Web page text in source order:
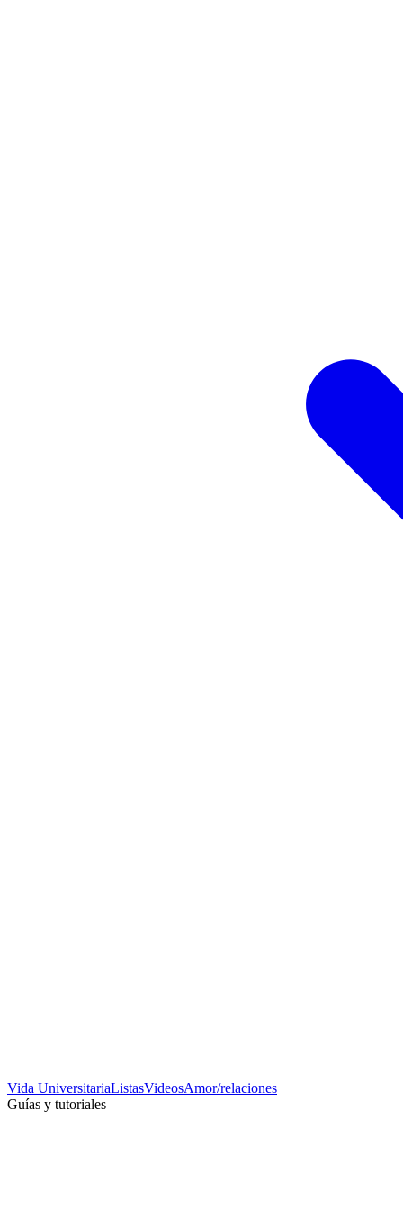
Vida UniversitariaListasVideosAmor/relaciones
Guías y tutoriales